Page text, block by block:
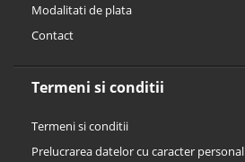
Modalitati de plata
Contact
Termeni si conditii
Termeni si conditii
Prelucrarea datelor cu caracter personal